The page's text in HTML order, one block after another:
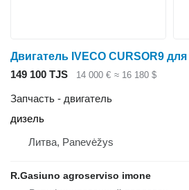
149 100 TJS 14 000 € ≈ 16 180 $
Запчасть - двигатель
дизель
Литва, Panevėžys
R.Gasiuno agroserviso imone